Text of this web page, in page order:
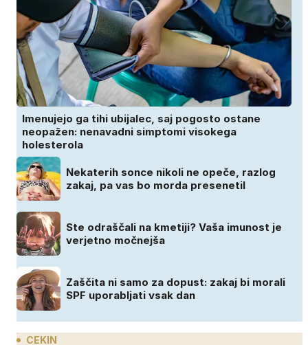
Imenujejo ga tihi ubijalec, saj pogosto ostane
neopažen: nenavadni simptomi visokega
holesterola
Nekaterih sonce nikoli ne opeče, razlog
zakaj, pa vas bo morda presenetil
Ste odraščali na kmetiji? Vaša imunost je
verjetno močnejša
Zaščita ni samo za dopust: zakaj bi morali
SPF uporabljati vsak dan
CEKIN